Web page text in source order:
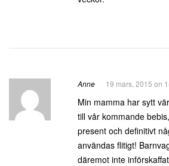
Anne 19 mars, 2015 on
Min mamma har sytt
till vår kommande
present och definitivt
användas flitigt!
däremot inte